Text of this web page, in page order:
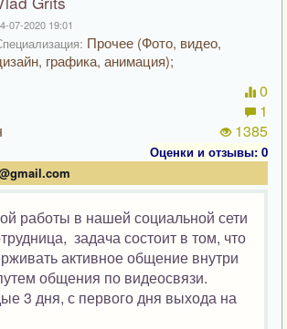
07-2020 19:01
Прочее (Фото, видео,
графика, анимация);
0
1
1385
Оценки и отзывы: 0
работы в нашей социальной сети
задача состоит в том, что
активное общение внутри
общения по видеосвязи.
3 дня, с первого дня выхода на